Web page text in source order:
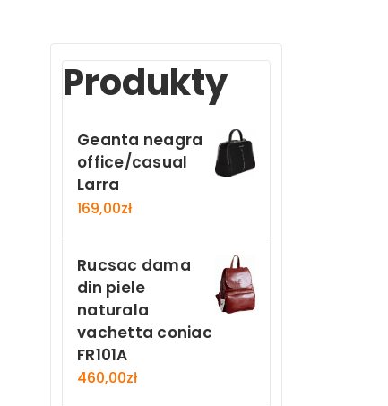
Produkty
Geanta neagra
office/casual
Larra
169,00zł
Rucsac dama
din piele
naturala
vachetta coniac
FR101A
460,00zł